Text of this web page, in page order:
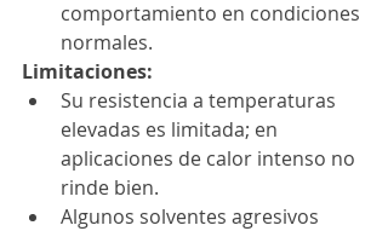
comportamiento en condiciones
normales.
Limitaciones:
Su resistencia a temperaturas
elevadas es limitada; en
aplicaciones de calor intenso no
rinde bien.
Algunos solventes agresivos